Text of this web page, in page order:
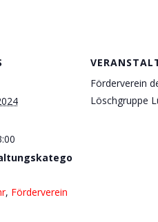
, Förderverein
Förderverein
Löschgruppe